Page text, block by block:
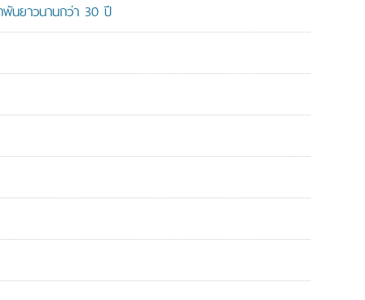
นยาวนานกว่า 30 ปี